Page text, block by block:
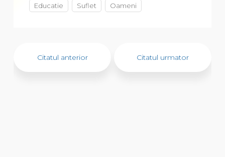
Educatie Suflet Oameni
Citatul anterior Citatul urmator